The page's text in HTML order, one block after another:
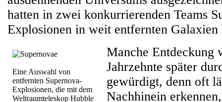
hatten in zwei konkurrierenden Teams
Explosionen in weit entfernten Galaxien
Eine Auswahl von
entfernten Supernova-
Explosionen, die mit dem
Weltraumteleskop Hubble
Manche Entdeckung
Jahrzehnte später
gewürdigt, denn oft
Nachhinein